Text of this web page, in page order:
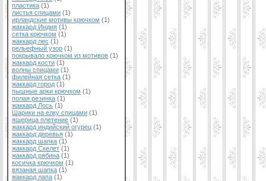
пластика (1)
листья спицами (1)
ирландские мотивы крючком (1)
жаккард Индия (1)
сетка крючком (1)
жаккард лес (1)
рельефный узор (1)
покрывало крючком из мотивов (1)
жаккард кости (1)
волны спицами (1)
филейная сетка (1)
жаккард город (1)
пышные арки крючком (1)
полая резинка (1)
жаккард Лось (1)
Шарики на елку спицами (1)
ящерица плетение (1)
жаккард индийский огурец (1)
жаккард деревья (1)
жаккард шапка (1)
жаккард Скелет (1)
жаккард рябина (1)
косичка крючком (1)
вязаная шапка (1)
жаккард лапа (1)